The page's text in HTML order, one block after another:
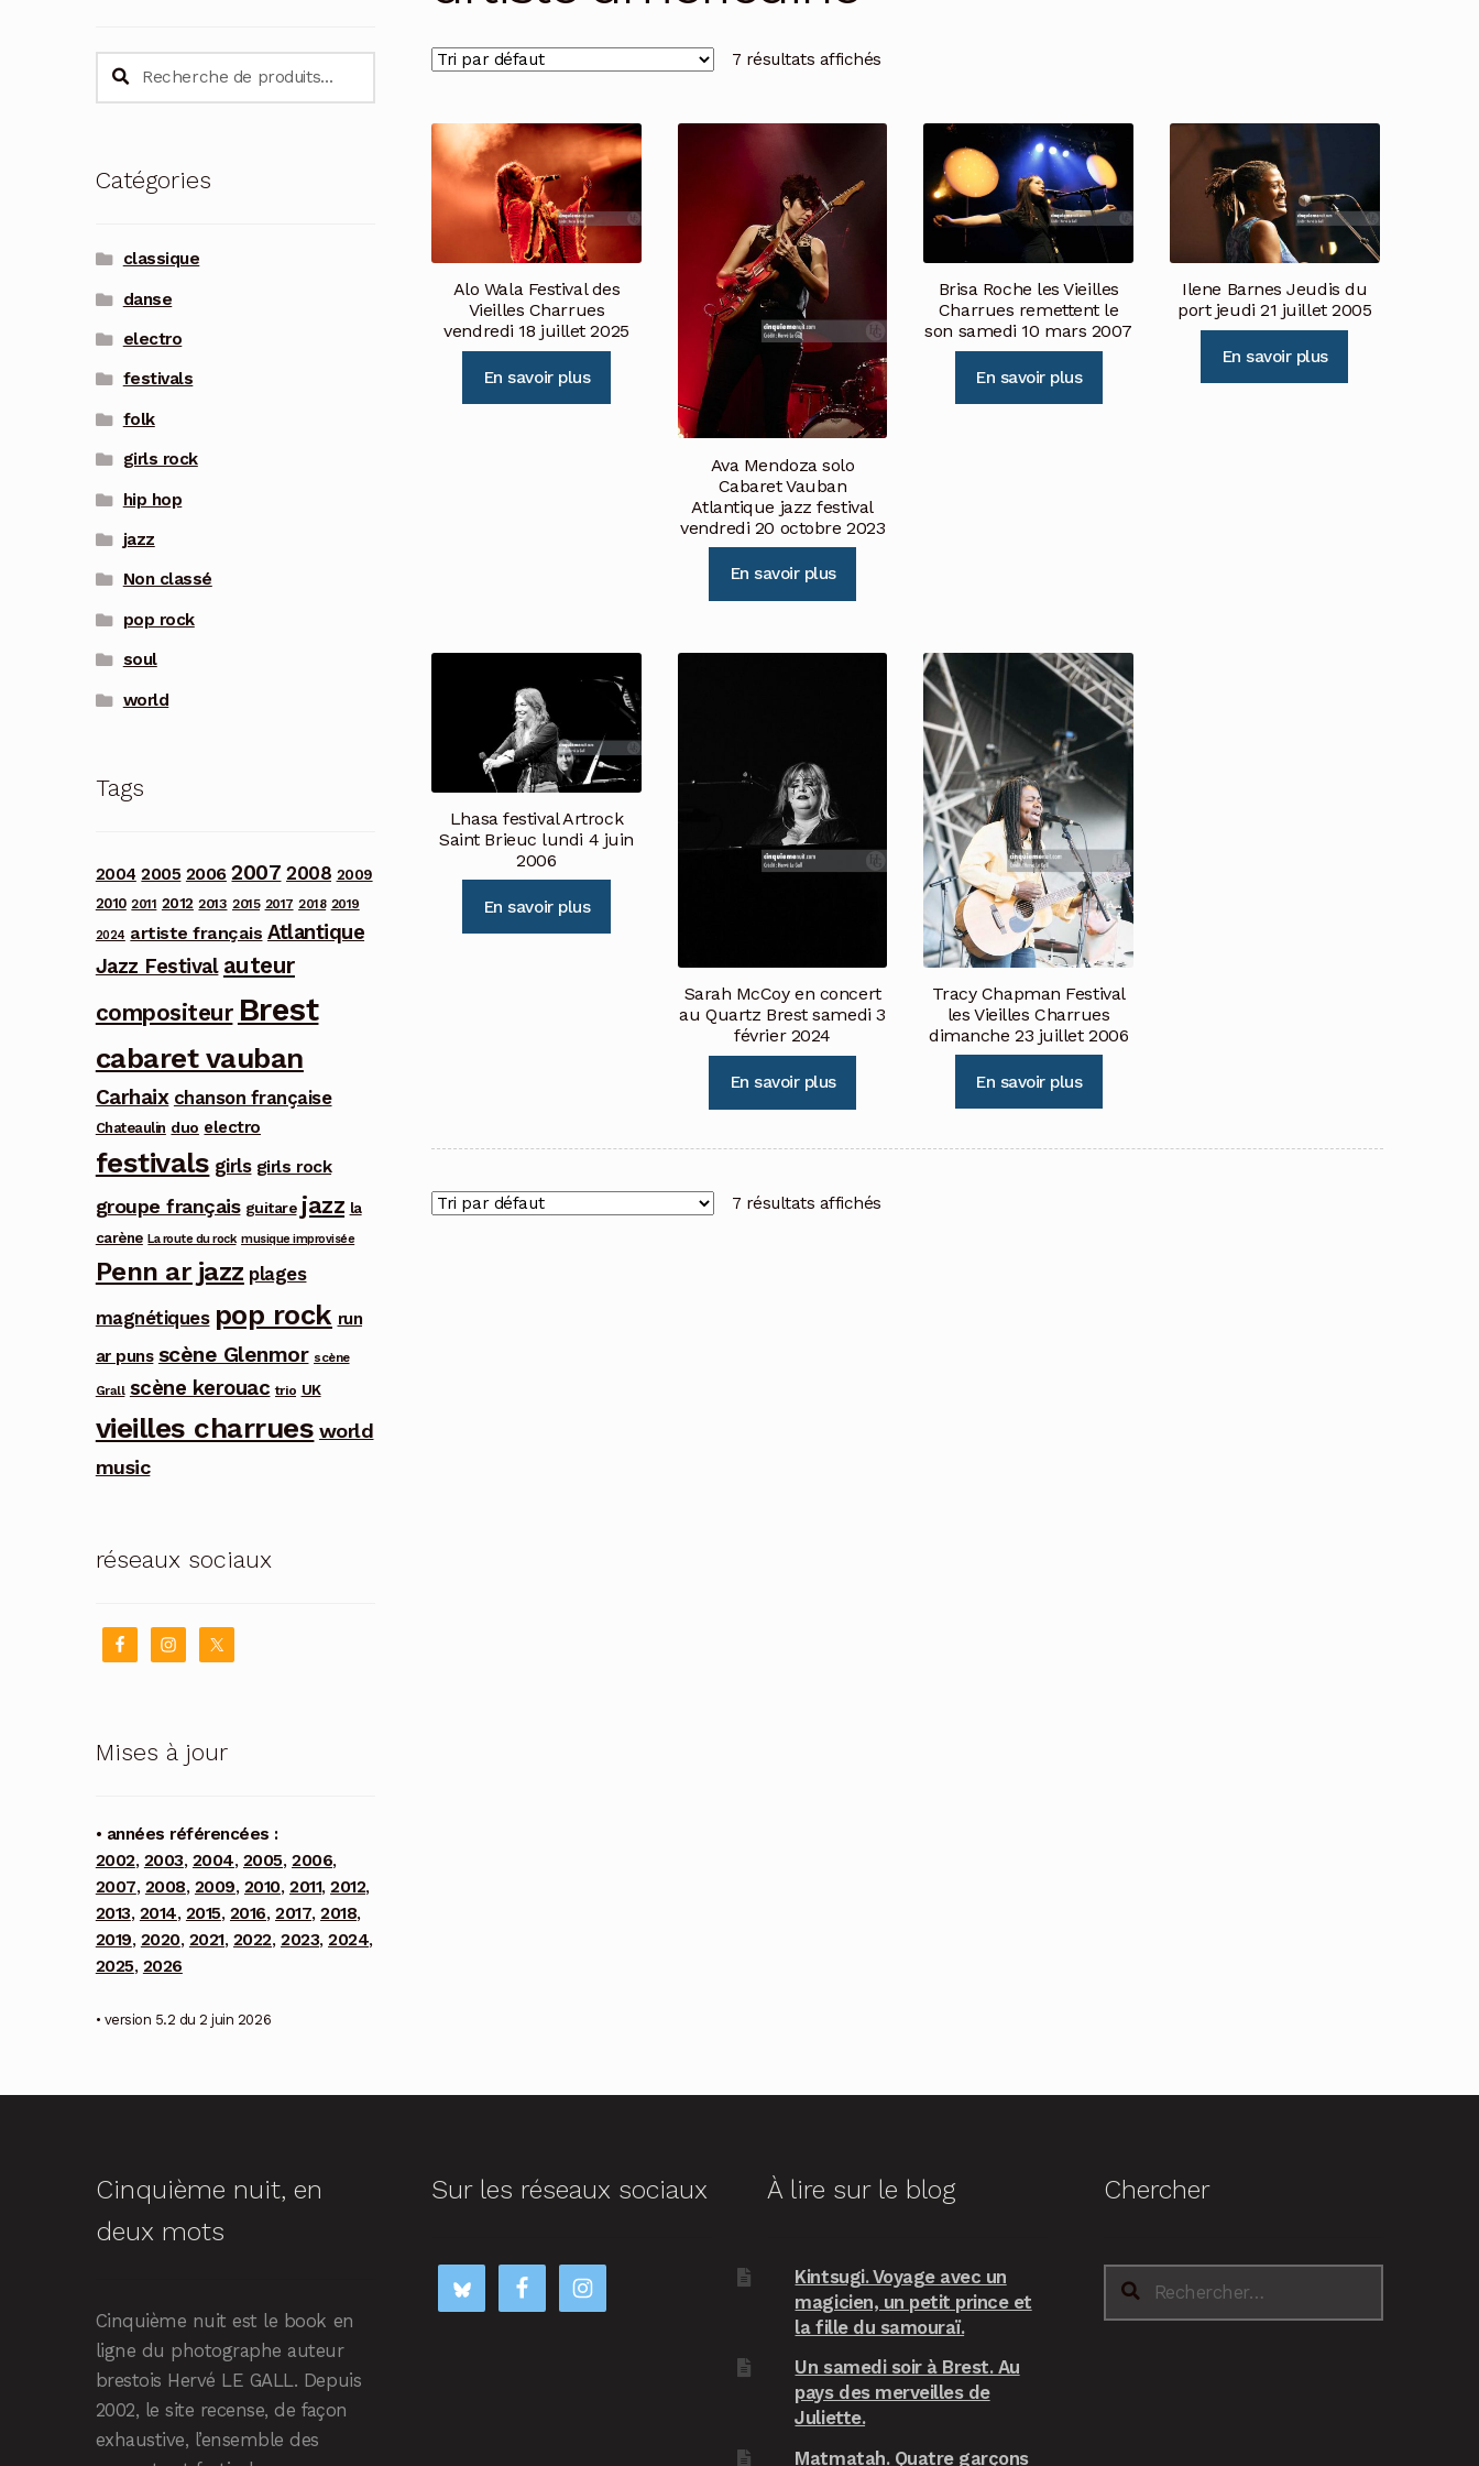
7 résultats affichés
Alo Wala Festival des
Vieilles Charrues
vendredi 18 juillet 2025
En savoir plus
Ava Mendoza solo
Cabaret Vauban
Atlantique jazz festival
vendredi 20 octobre 2023
En savoir plus
Brisa Roche les Vieilles
Charrues remettent le
son samedi 10 mars 2007
En savoir plus
Ilene Barnes Jeudis du
port jeudi 21 juillet 2005
En savoir plus
Lhasa festival Artrock
Saint Brieuc lundi 4 juin
2006
En savoir plus
Sarah McCoy en concert
au Quartz Brest samedi 3
février 2024
En savoir plus
Tracy Chapman Festival
les Vieilles Charrues
dimanche 23 juillet 2006
En savoir plus
7 résultats affichés
Recherche
pour :
Recherche
Catégories
classique
danse
electro
festivals
folk
girls rock
hip hop
jazz
Non classé
pop rock
soul
world
Tags
2004 2005 2006 2007 2008 2009
2010 2011 2012 2013 2015 2017 2018 2019
2024 artiste français Atlantique
Jazz Festival auteur
compositeur Brest
cabaret vauban
Carhaix chanson française
Chateaulin duo electro
festivals girls girls rock
groupe français guitare jazz la
carène La route du rock musique improvisée
Penn ar jazz plages
magnétiques pop rock run
ar puns scène Glenmor scène
Grall scène kerouac trio UK
vieilles charrues world
music
réseaux sociaux
Mises à jour
• années référencées :
2002, 2003, 2004, 2005, 2006,
2007, 2008, 2009, 2010, 2011,2012,
2013, 2014, 2015, 2016, 2017,2018,
2019, 2020, 2021, 2022, 2023,2024,
2025, 2026
• version 5.2 du 2 juin 2026
Cinquième nuit, en
deux mots
Cinquième nuit est le book en
ligne du photographe auteur
brestois Hervé LE GALL. Depuis
2002, le site recense, de façon
exhaustive, l’ensemble des
Sur les réseaux sociaux À lire sur le blog
Kintsugi. Voyage avec un
magicien, un petit prince et
la fille du samouraï.
Un samedi soir à Brest. Au
pays des merveilles de
Juliette.
Matmatah. Quatre garçons
Chercher
Rechercher :